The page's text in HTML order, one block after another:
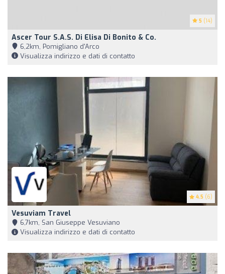
5 (14)
Ascer Tour S.A.S. Di Elisa Di Bonito & Co.
6,2km, Pomigliano d'Arco
Visualizza indirizzo e dati di contatto
4.5 (6)
Vesuviam Travel
6,7km, San Giuseppe Vesuviano
Visualizza indirizzo e dati di contatto